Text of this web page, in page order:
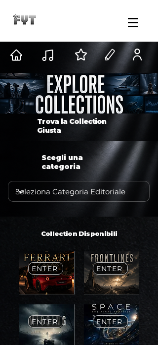
Trova la Collection
Giusta
Scegli una
categoria
Collection Disponibili
ENTER
ENTER
ENTER
ENTER